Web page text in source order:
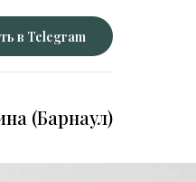
в Telegram
(Барнаул)